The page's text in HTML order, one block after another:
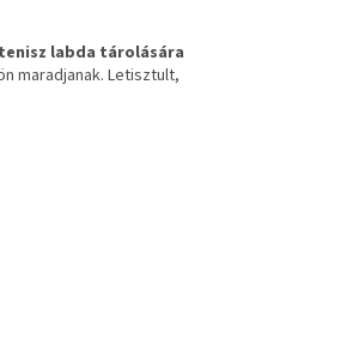
labda tárolására
maradjanak. Letisztult,